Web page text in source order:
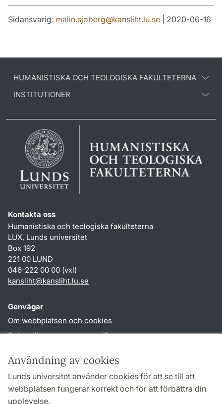
Användning av cookies
Lunds universitet använder cookies för att se till att
webbplatsen fungerar korrekt och för att förbättra din
upplevelse.
Sidansvarig: malin.sjoberg@kansliht.lu.se | 2020-06-16
HUMANISTISKA OCH TEOLOGISKA FAKULTETERNA
INSTITUTIONER
Kontakta oss
Humanistiska och teologiska fakulteterna
LUX, Lunds universitet
Box 192
221 00 LUND
046-222 00 00 (vxl)
kansliht@kansliht.lu.se
Genvägar
Om webbplatsen och cookies
Behandling av personuppgifter
TYPO3-login
Följ oss i sociala medier